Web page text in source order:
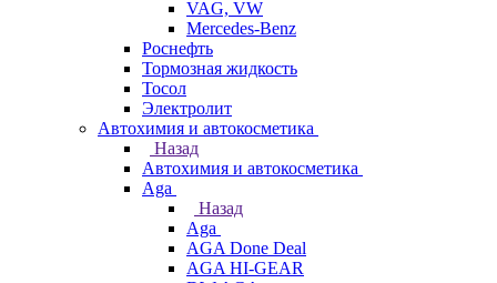
VAG, VW
Мercedes-Benz
Роснефть
Тормозная жидкость
Тосол
Электролит
Автохимия и автокосметика
Назад
Автохимия и автокосметика
Aga
Назад
Aga
AGA Done Deal
AGA HI-GEAR